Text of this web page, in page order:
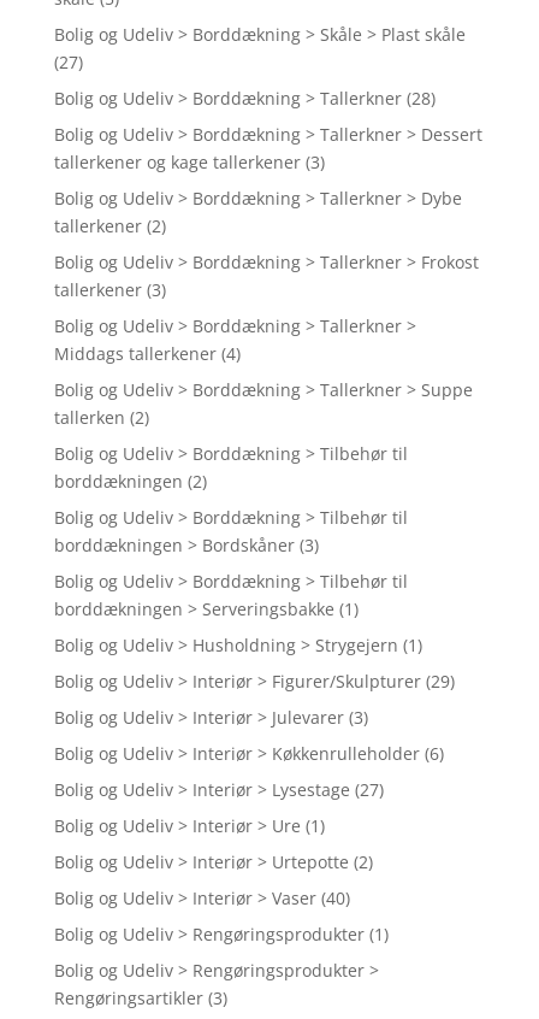
Bolig og Udeliv > Borddækning > Skåle > Plast skåle
(27)
Bolig og Udeliv > Borddækning > Tallerkner (28)
Bolig og Udeliv > Borddækning > Tallerkner > Dessert
tallerkener og kage tallerkener (3)
Bolig og Udeliv > Borddækning > Tallerkner > Dybe
tallerkener (2)
Bolig og Udeliv > Borddækning > Tallerkner > Frokost
tallerkener (3)
Bolig og Udeliv > Borddækning > Tallerkner >
Middags tallerkener (4)
Bolig og Udeliv > Borddækning > Tallerkner > Suppe
tallerken (2)
Bolig og Udeliv > Borddækning > Tilbehør til
borddækningen (2)
Bolig og Udeliv > Borddækning > Tilbehør til
borddækningen > Bordskåner (3)
Bolig og Udeliv > Borddækning > Tilbehør til
borddækningen > Serveringsbakke (1)
Bolig og Udeliv > Husholdning > Strygejern (1)
Bolig og Udeliv > Interiør > Figurer/Skulpturer (29)
Bolig og Udeliv > Interiør > Julevarer (3)
Bolig og Udeliv > Interiør > Køkkenrulleholder (6)
Bolig og Udeliv > Interiør > Lysestage (27)
Bolig og Udeliv > Interiør > Ure (1)
Bolig og Udeliv > Interiør > Urtepotte (2)
Bolig og Udeliv > Interiør > Vaser (40)
Bolig og Udeliv > Rengøringsprodukter (1)
Bolig og Udeliv > Rengøringsprodukter >
Rengøringsartikler (3)